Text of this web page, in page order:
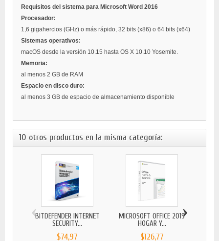
Requisitos del sistema para Microsoft Word 2016
Procesador:
1,6 gigahercios (GHz) o más rápido, 32 bits (x86) o 64 bits (x64)
Sistemas operativos:
macOS desde la versión 10.15 hasta OS X 10.10 Yosemite.
Memoria:
al menos 2 GB de RAM
Espacio en disco duro:
al menos 3 GB de espacio de almacenamiento disponible
10 otros productos en la misma categoría:
BITDEFENDER INTERNET
SECURITY...
$74,97
MICROSOFT OFFICE 2019
HOGAR Y...
$126,77
‹ ›